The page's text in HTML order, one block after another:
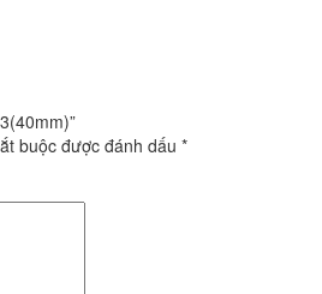
buộc được đánh dấu *